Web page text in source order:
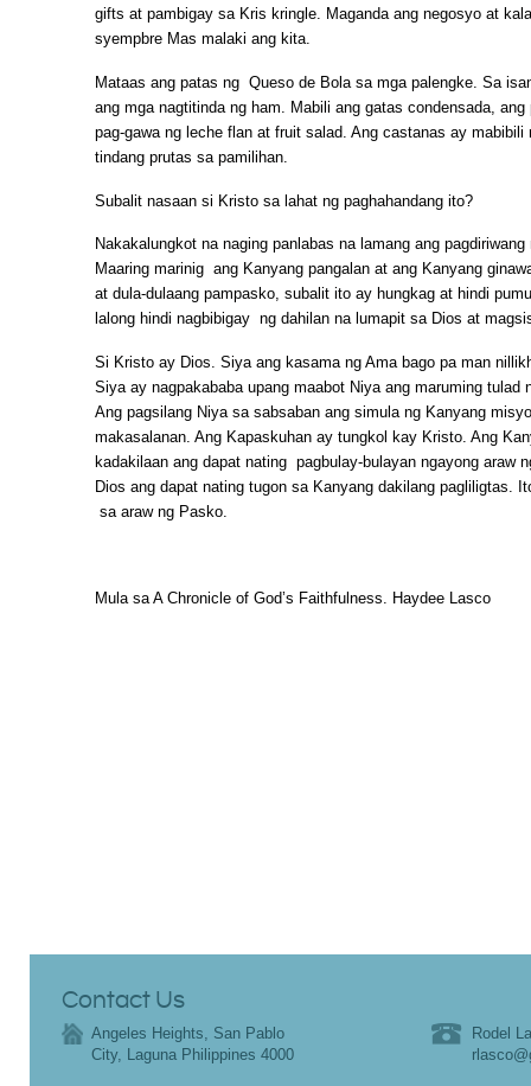
gifts at pambigay sa Kris kringle. Maganda ang negosyo at
syempbre Mas malaki ang kita.
Mataas ang patas ng Queso de Bola sa mga palengke. Sa
ang mga nagtitinda ng ham. Mabili ang gatas condensada,
pag-gawa ng leche flan at fruit salad. Ang castanas ay mabibili
tindang prutas sa pamilihan.
Subalit nasaan si Kristo sa lahat ng paghahandang ito?
Nakakalungkot na naging panlabas na lamang ang
Maaring marinig ang Kanyang pangalan at ang Kanyang
at dula-dulaang pampasko, subalit ito ay hungkag at hindi
lalong hindi nagbibigay ng dahilan na lumapit sa Dios at
Si Kristo ay Dios. Siya ang kasama ng Ama bago pa man
Siya ay nagpakababa upang maabot Niya ang maruming tulad
Ang pagsilang Niya sa sabsaban ang simula ng Kanyang
makasalanan. Ang Kapaskuhan ay tungkol kay Kristo. Ang
kadakilaan ang dapat nating pagbulay-bulayan ngayong araw
Dios ang dapat nating tugon sa Kanyang dakilang pagliligtas.
sa araw ng Pasko.
Mula sa A Chronicle of God’s Faithfulness. Haydee Lasco
Contact Us
Angeles Heights, San Pablo
City, Laguna Philippines 4000
Rodel